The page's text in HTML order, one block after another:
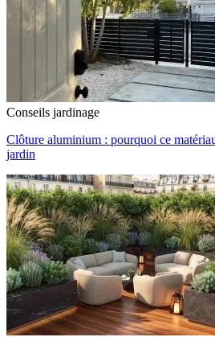
Conseils jardinage
Clôture aluminium : pourquoi ce
jardin